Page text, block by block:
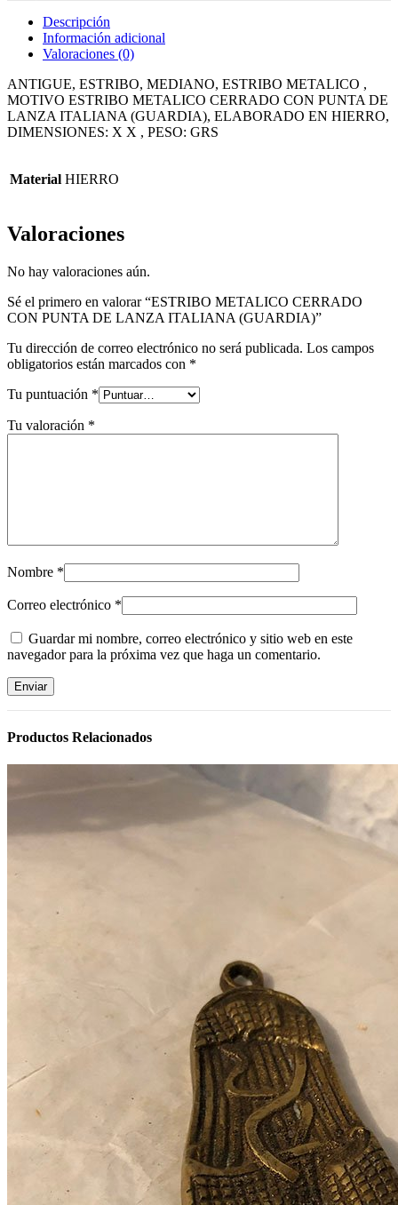
Descripción
Información adicional
Valoraciones (0)
ANTIGUE, ESTRIBO, MEDIANO, ESTRIBO METALICO ,
MOTIVO ESTRIBO METALICO CERRADO CON PUNTA DE
LANZA ITALIANA (GUARDIA), ELABORADO EN HIERRO,
DIMENSIONES: X X , PESO: GRS
Material HIERRO
Valoraciones
No hay valoraciones aún.
Sé el primero en valorar “ESTRIBO METALICO CERRADO
CON PUNTA DE LANZA ITALIANA (GUARDIA)”
Tu dirección de correo electrónico no será publicada. Los campos
obligatorios están marcados con *
Tu puntuación *
Tu valoración *
Nombre *
Correo electrónico *
Guardar mi nombre, correo electrónico y sitio web en este
navegador para la próxima vez que haga un comentario.
Productos Relacionados